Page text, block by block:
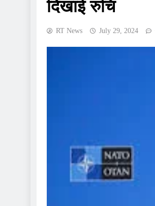
दिखाई रुचि
RT News July 29, 2024